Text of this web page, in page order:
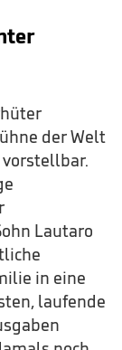
der Welt
Lautaro
in eine
laufende